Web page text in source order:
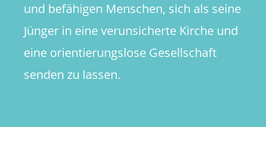
und befähigen Menschen, sich als seine
Jünger in eine verunsicherte Kirche und
eine orientierungslose Gesellschaft
senden zu lassen.